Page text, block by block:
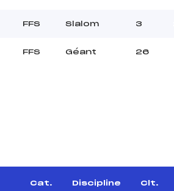
FFS Slalom 3
FFS Géant 26
Cat. Discipline Clt.